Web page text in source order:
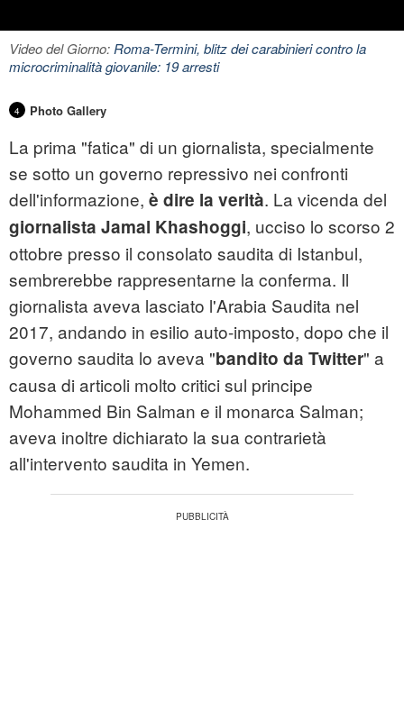
Video del Giorno:Roma-Termini, blitz dei carabinieri contro la
microcriminalità giovanile: 19 arresti
4 Photo Gallery
La prima "fatica" di un giornalista, specialmente
se sotto un governo repressivo nei confronti
dell'informazione, è dire la verità. La vicenda del
giornalista Jamal Khashoggi, ucciso lo scorso 2
ottobre presso il consolato saudita di Istanbul,
sembrerebbe rappresentarne la conferma. Il
giornalista aveva lasciato l'Arabia Saudita nel
2017, andando in esilio auto-imposto, dopo che il
governo saudita lo aveva "bandito da Twitter" a
causa di articoli molto critici sul principe
Mohammed Bin Salman e il monarca Salman;
aveva inoltre dichiarato la sua contrarietà
all'intervento saudita in Yemen.